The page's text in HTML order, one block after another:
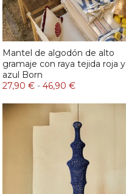
Mantel de algodón de alto
gramaje con raya tejida roja y
azul Born
27,90 € - 46,90 €